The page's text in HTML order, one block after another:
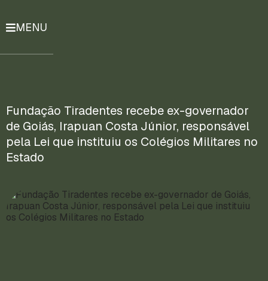
Currículo
Lattes
ENTRE
EM
MENU
Fundação Tiradentes recebe ex-governador
de Goiás, Irapuan Costa Júnior, responsável
pela Lei que instituiu os Colégios Militares no
Estado